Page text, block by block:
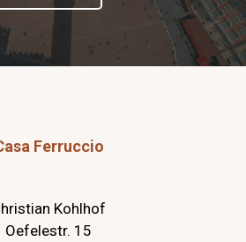
Ferruccio
Kohlhof
Oefelestr. 15